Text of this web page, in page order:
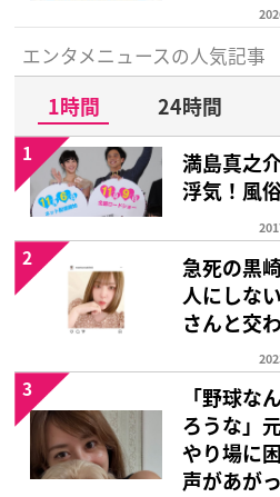
エンタメニュースの人気記事
1時間 24時間
満島真之
浮気！風
1
急死の黒
人にしな
さんと交
2
「野球な
ろうな」
やり場に
声があが
3